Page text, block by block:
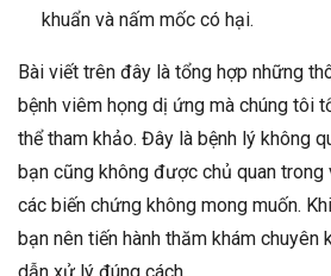
khuẩn và nấm mốc có hại.
Bài viết trên đây là tổng hợp những
bệnh viêm họng dị ứng mà chúng tôi
thể tham khảo. Đây là bệnh lý không
bạn cũng không được chủ quan
các biến chứng không mong muốn.
bạn nên tiến hành thăm khám